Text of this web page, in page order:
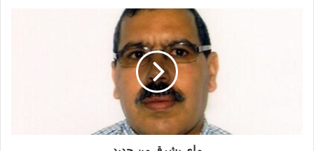
الشعبية لتحرير الساقية الحمراء ووادي الذهب، جامعة ملمة بكل
هذه المطامح ،مما جعلها ملهمة للإنسان الصحراوي وقادرة على
تفجير طاقاته الكفاحية الخلاقة . وقد جسدت الجبهة بحق روح
شعب أصيل مقاوم وقابل للتعاطي مع كل الظروف والمتغيرات
مع الحفاظ على الثوابت التي انصهرت في بوتقتها الطاقات
الصحراوية الموحدة ،مقدمة ضريبة الدماء والدموع والعرق .
إن أعظم إنجاز حققه الشعب الصحراوي تحت قيادة الجبهة
الشعبية لتحرير الساقية الحمراء ووادي الذهب، كان وسيظل هو